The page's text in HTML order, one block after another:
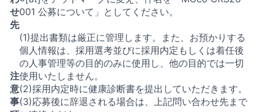
せ
先
001 公募について」としてください。
注
意
事
(1)提出書類は厳正に管理します。また、お預かりする
個人情報は、採用選考並びに採用内定もしくは着任後
の人事管理等の目的のみに使用し、他の目的では一切
使用いたしません。
(2)採用内定時に健康診断書を提出していただきます。
(3)応募後に辞退される場合は、上記問い合わせ先まで